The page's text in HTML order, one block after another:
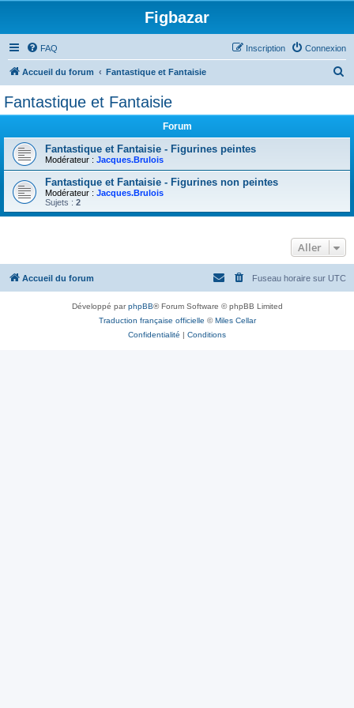
Figbazar
FAQ Connexion
Inscription
Accueil du forum Fantastique et Fantaisie
r
Fantastique et Fantaisie
Forum
Fantastique et Fantaisie - Figurines peintes
Modérateur : Jacques.Brulois
Fantastique et Fantaisie - Figurines non peintes
Modérateur : Jacques.Brulois
Sujets : 2
Aller
Accueil du forum Fuseau horaire sur UTC
Développé parphpBB® Forum Software © phpBB Limited
Traduction française officielle ©Miles Cellar
Confidentialité | Conditions